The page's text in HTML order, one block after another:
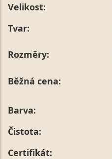
Velikost:
Tvar:
Rozměry:
Běžná cena:
Barva:
Čistota:
Certifikát: